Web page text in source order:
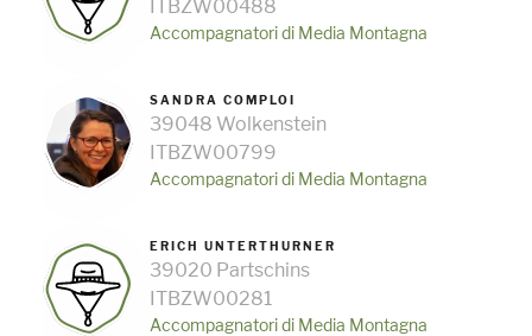
ITBZW00488
Accompagnatori di Media Montagna
SANDRA COMPLOI
39048 Wolkenstein
ITBZW00799
Accompagnatori di Media Montagna
ERICH UNTERTHURNER
39020 Partschins
ITBZW00281
Accompagnatori di Media Montagna